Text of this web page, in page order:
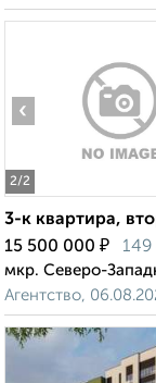
2/2
‹
3-к квартира,
15 500 000 ₽
мкр. Северо-
Агентство,